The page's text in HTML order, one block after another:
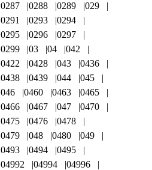
0287
0288 0289
029
0291
0293
0294
0295
0296
0297
0299
03 04
042
0422
0428 043
0436
0438
0439 044
045
046
0460 0463
0465
0466
0467 047
0470
0475
0476
0478
0479
048 0480
049
0493
0494
0495
04992
04994
04996